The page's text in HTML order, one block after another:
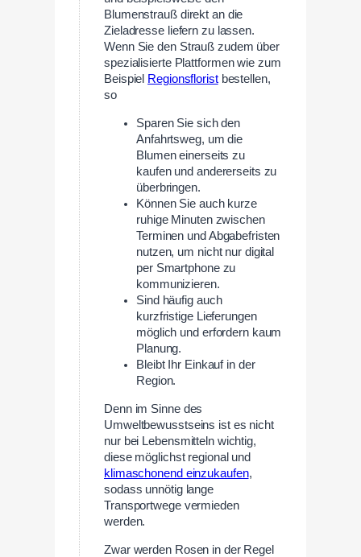
Blumenstrauß direkt an die
Zieladresse liefern zu lassen.
Wenn Sie den Strauß zudem über
spezialisierte Plattformen wie zum
Beispiel Regionsfloristbestellen,
so
Sparen Sie sich den
Anfahrtsweg, um die
Blumen einerseits zu
kaufen und andererseits zu
überbringen.
Können Sie auch kurze
ruhige Minuten zwischen
Terminen und Abgabefristen
nutzen, um nicht nur digital
per Smartphone zu
kommunizieren.
Sind häufig auch
kurzfristige Lieferungen
möglich und erfordern kaum
Planung.
Bleibt Ihr Einkauf in der
Region.
Denn im Sinne des
Umweltbewusstseins ist es nicht
nur bei Lebensmitteln wichtig,
diese möglichst regional und
klimaschonend einzukaufen,
sodass unnötig lange
Transportwege vermieden
werden.
Zwar werden Rosen in der Regel